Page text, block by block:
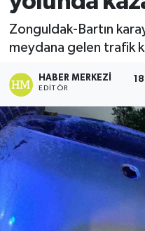
Zonguldak-Bartın
meydana gelen trafik
HABER MERKEZI
EDITÖR
Ekonomi